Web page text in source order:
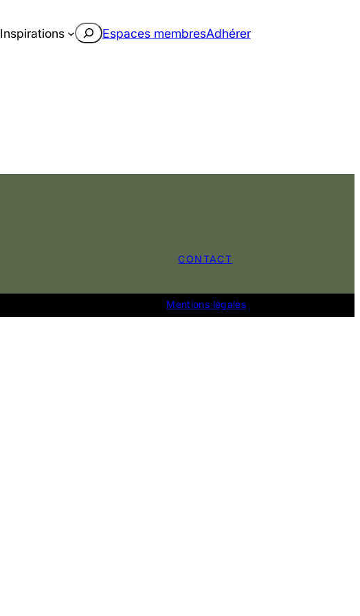
Inspirations Rechercher
Espaces membresAdhérer
CONTACT
Mentions légales